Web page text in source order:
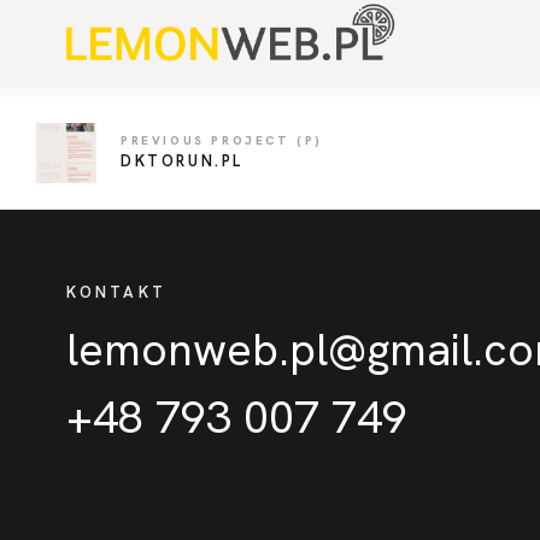
PREVIOUS PROJECT (P)
DKTORUN.PL
KONTAKT
+48 793 007 749